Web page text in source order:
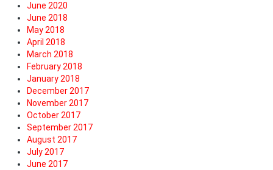
June 2020
June 2018
May 2018
April 2018
March 2018
February 2018
January 2018
December 2017
November 2017
October 2017
September 2017
August 2017
July 2017
June 2017